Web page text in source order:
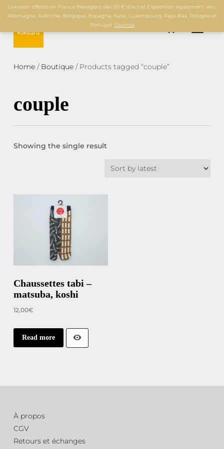
Livraison offerte en France (hexagon) dès 60 € d'achat Expédition également vers:
Allemagne, Autriche, Belgique, Espagne, Italie, Luxembourg, Pays-Bas, Pologne et
Portugal. Dismiss
Home/ Boutique/ Products tagged “couple”
couple
Showing the single result
Chaussettes tabi –
matsuba, koshi
12,00€
Read more
À propos
CGV
Retours et échanges